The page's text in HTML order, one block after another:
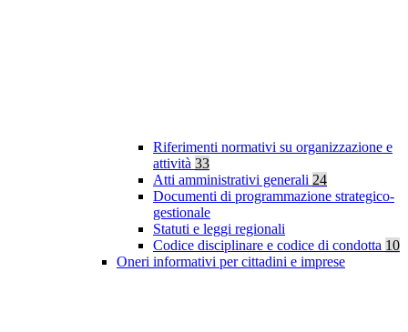
Riferimenti normativi su organizzazione e
attività 33
Atti amministrativi generali 24
Documenti di programmazione strategico-
gestionale
Statuti e leggi regionali
Codice disciplinare e codice di condotta 10
Oneri informativi per cittadini e imprese